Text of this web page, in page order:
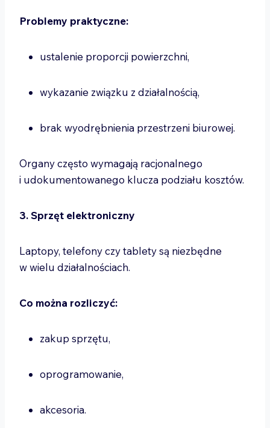
Problemy praktyczne:
ustalenie proporcji powierzchni,
wykazanie związku z działalnością,
brak wyodrębnienia przestrzeni biurowej.
Organy często wymagają racjonalnego
i udokumentowanego klucza podziału kosztów.
3. Sprzęt elektroniczny
Laptopy, telefony czy tablety są niezbędne
w wielu działalnościach.
Co można rozliczyć:
zakup sprzętu,
oprogramowanie,
akcesoria.